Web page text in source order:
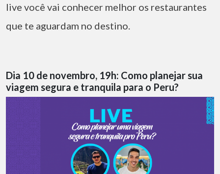
live você vai conhecer melhor os restaurantes
que te aguardam no destino.
Dia 10 de novembro, 19h: Como planejar sua
viagem segura e tranquila para o Peru?